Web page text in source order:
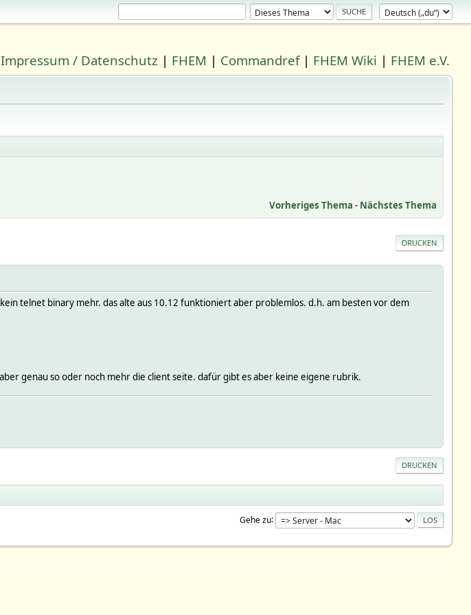
Impressum / Datenschutz | FHEM | Commandref| FHEM Wiki | FHEM e.V.
Vorheriges Thema - Nächstes Thema
DRUCKEN
telnet binary mehr. das alte aus 10.12 funktioniert aber problemlos. d.h. am besten vor dem
genau so oder noch mehr die client seite. dafür gibt es aber keine eigene rubrik.
DRUCKEN
Gehe zu